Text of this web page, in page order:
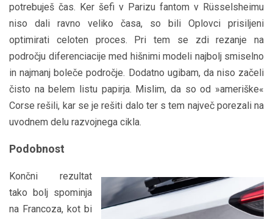
potrebuješ čas. Ker šefi v Parizu fantom v Rüsselsheimu
niso dali ravno veliko časa, so bili Oplovci prisiljeni
optimirati celoten proces. Pri tem se zdi rezanje na
področju diferenciacije med hišnimi modeli najbolj smiselno
in najmanj boleče področje. Dodatno ugibam, da niso začeli
čisto na belem listu papirja. Mislim, da so od »ameriške«
Corse rešili, kar se je rešiti dalo ter s tem največ porezali na
uvodnem delu razvojnega cikla.
Podobnost
Končni rezultat
tako bolj spominja
na Francoza, kot bi